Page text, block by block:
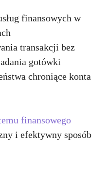
finansowych w
transakcji bez
gotówki
chroniące konta
finansowego
i efektywny sposób